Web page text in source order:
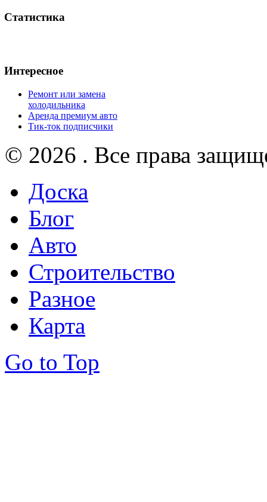
Статистика
Интересное
Ремонт или замена
холодильника
Аренда премиум авто
Тик-ток подписчики
© 2026 . Все права
Доска
Блог
Авто
Строительство
Разное
Карта
Go to Top